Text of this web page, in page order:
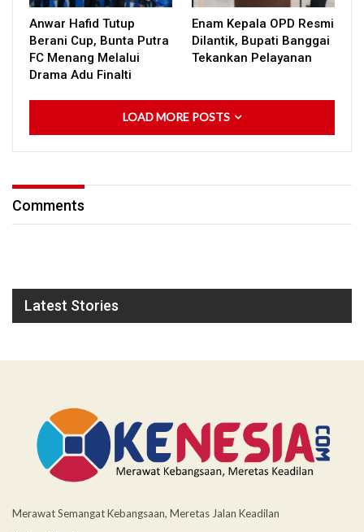
Anwar Hafid Tutup
Berani Cup, Bunta Putra
FC Menang Melalui
Drama Adu Finalti
Enam Kepala OPD Resmi
Dilantik, Bupati Banggai
Tekankan Pelayanan
LOAD MORE POSTS
Comments
Latest Stories
Merawat Semangat Kebangsaan, Meretas Jalan Keadilan